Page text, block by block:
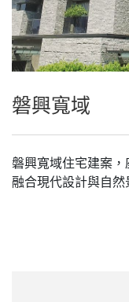
磐興寬域
磐興寬域住宅建案，
融合現代設計與自然